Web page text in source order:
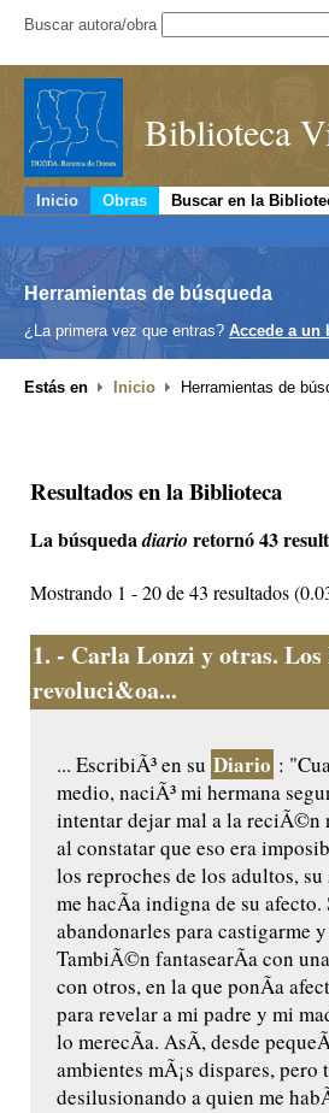
Buscar autora/obra
Biblioteca
Inicio Obras Buscar en la
Herramientas de búsqueda
¿La primera vez que entras? Accede a un
Estás en Inicio Herramientas de
Resultados en la Biblioteca
La búsquedadiario retornó 43
Mostrando 1 - 20 de 43 resultados
1. - Carla Lonzi y otras.
revoluci&oa...
... EscribiÃ³ en su Diario :
medio, naciÃ³ mi hermana
intentar dejar mal a la reciÃ©n
al constatar que eso era
los reproches de los adultos,
me hacÃ­a indigna de su
abandonarles para castigarme
TambiÃ©n fantasearÃ­a con
con otros, en la que ponÃ­a
para revelar a mi padre y mi
lo merecÃ­a. AsÃ­, desde
ambientes mÃ¡s dispares,
desilusionando a quien me